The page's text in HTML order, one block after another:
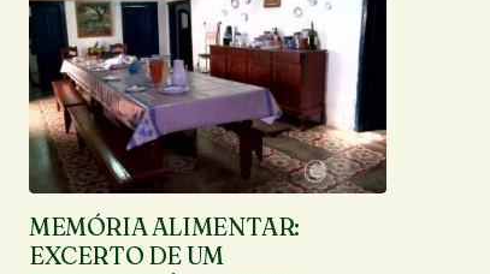
MEMÓRIA ALIMENTAR:
EXCERTO DE UM